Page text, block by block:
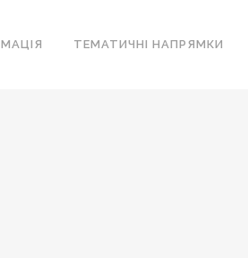
ТЕМАТИЧНІ НАПРЯМКИ